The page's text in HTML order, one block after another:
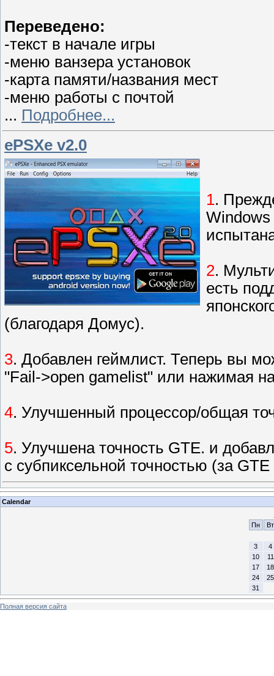
Переведено:
-текст в начале игры
-меню ванзера установок
-карта памяти/названия мест
-меню работы с почтой
... Подробнее...
ePSXe v2.0
1.
2.
есть
(благодаря Домус).
3. Добавлен геймлист. Теперь вы
"Fail->open gamelist" или нажимая
4. Улучшенный процессор/общая
5. Улучшена точность GTE. и
с субпиксельной точностью (за
Calendar
Пн
Вт
3
4
10
11
17
18
24
25
31
Полная версия сайта